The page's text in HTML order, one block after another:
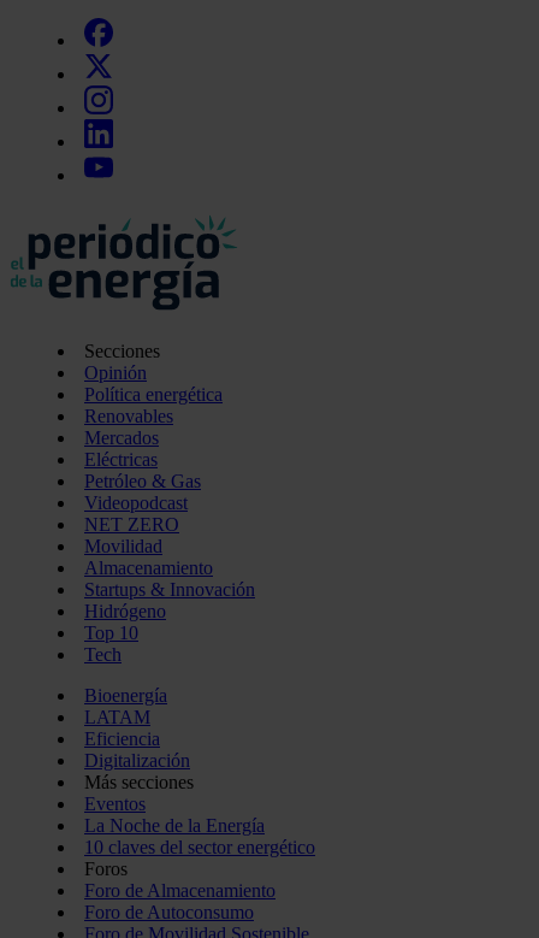
Secciones
Opinión
Política energética
Renovables
Mercados
Eléctricas
Petróleo & Gas
Videopodcast
NET ZERO
Movilidad
Almacenamiento
Startups & Innovación
Hidrógeno
Top 10
Tech
Bioenergía
LATAM
Eficiencia
Digitalización
Más secciones
Eventos
La Noche de la Energía
10 claves del sector energético
Foros
Foro de Almacenamiento
Foro de Autoconsumo